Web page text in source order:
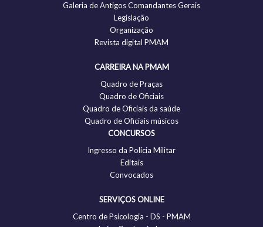
Galeria de Antigos Comandantes Gerais
Legislação
Organização
Revista digital PMAM
CARREIRA NA PMAM
Quadro de Praças
Quadro de Oficiais
Quadro de Oficiais da saúde
Quadro de Oficiais músicos
CONCURSOS
Ingresso da Polícia Militar
Editais
Convocados
SERVIÇOS ONLINE
Centro de Psicologia - DS - PMAM